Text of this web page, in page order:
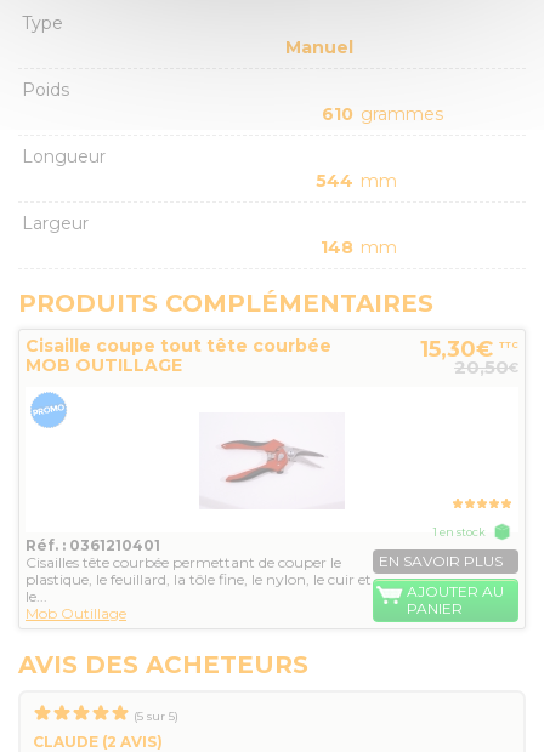
Type
Manuel
Poids
610 grammes
Longueur
544 mm
Largeur
148 mm
PRODUITS COMPLÉMENTAIRES
Cisaille coupe tout tête courbée
MOB OUTILLAGE
15,30€ TTC
20,50€
Réf. : 0361210401
Cisailles tête courbée permettant de couper le
plastique, le feuillard, la tôle fine, le nylon, le cuir et
le...
Mob Outillage
1 en stock
EN SAVOIR PLUS
AJOUTER AU
PANIER
AVIS DES ACHETEURS
(5 sur 5)
CLAUDE (2 AVIS)